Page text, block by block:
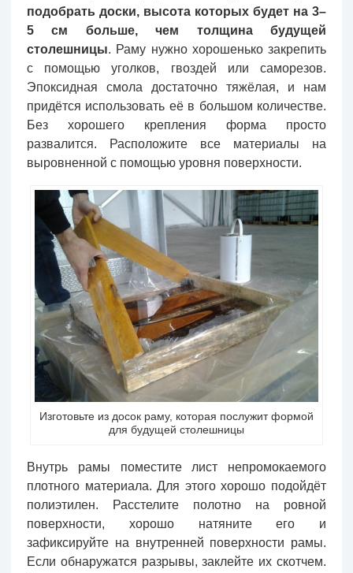
подобрать доски, высота которых будет на 3–
5 см больше, чем толщина будущей
столешницы. Раму нужно хорошенько закрепить
с помощью уголков, гвоздей или саморезов.
Эпоксидная смола достаточно тяжёлая, и нам
придётся использовать её в большом количестве.
Без хорошего крепления форма просто
развалится. Расположите все материалы на
выровненной с помощью уровня поверхности.
Изготовьте из досок раму, которая послужит формой
для будущей столешницы
Внутрь рамы поместите лист непромокаемого
плотного материала. Для этого хорошо подойдёт
полиэтилен. Расстелите полотно на ровной
поверхности, хорошо натяните его и
зафиксируйте на внутренней поверхности рамы.
Если обнаружатся разрывы, заклейте их скотчем.